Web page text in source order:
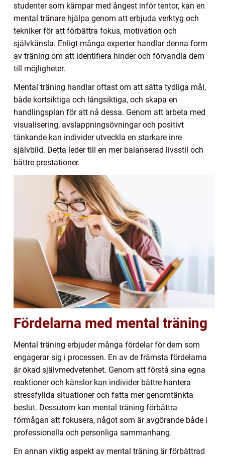
studenter som kämpar med ångest inför tentor, kan en
mental tränare hjälpa genom att erbjuda verktyg och
tekniker för att förbättra fokus, motivation och
självkänsla. Enligt många experter handlar denna form
av träning om att identifiera hinder och förvandla dem
till möjligheter.
Mental träning handlar oftast om att sätta tydliga mål,
både kortsiktiga och långsiktiga, och skapa en
handlingsplan för att nå dessa. Genom att arbeta med
visualisering, avslappningsövningar och positivt
tänkande kan individer utveckla en starkare inre
självbild. Detta leder till en mer balanserad livsstil och
bättre prestationer.
Fördelarna med mental träning
Mental träning erbjuder många fördelar för dem som
engagerar sig i processen. En av de främsta fördelarna
är ökad självmedvetenhet. Genom att förstå sina egna
reaktioner och känslor kan individer bättre hantera
stressfyllda situationer och fatta mer genomtänkta
beslut. Dessutom kan mental träning förbättra
förmågan att fokusera, något som är avgörande både i
professionella och personliga sammanhang.
En annan viktig aspekt av mental träning är förbättrad